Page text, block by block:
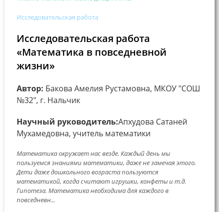
Исследовательская работа
Исследовательская работа
«Математика в повседневной
жизни»
Автор: Бакова Амелия Рустамовна, МКОУ "СОШ
№32", г. Нальчик
Научный руководитель:Апхудова Сатаней
Мухамедовна, учитель математики
Математика окружает нас везде. Каждый день мы
пользуемся знаниями математики, даже не замечая этого.
Дети даже дошкольного возраста пользуются
математикой, когда считают игрушки, конфеты и т.д.
Гипотеза. Математика необходима для каждого в
повседневн...